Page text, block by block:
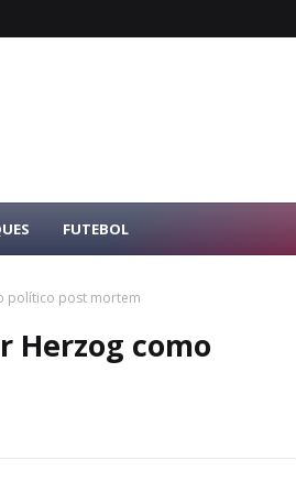
FUTEBOL
político post mortem
Herzog como